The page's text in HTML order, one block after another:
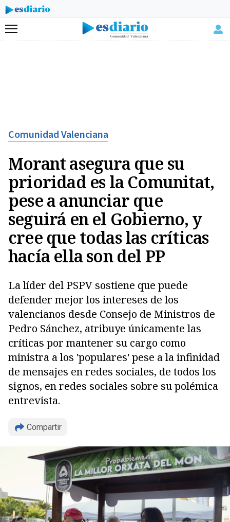
Menú
Comunidad Valenciana
Morant asegura que su
prioridad es la Comunitat,
pese a anunciar que
seguirá en el Gobierno, y
cree que todas las críticas
hacía ella son del PP
La líder del PSPV sostiene que puede
defender mejor los intereses de los
valencianos desde Consejo de Ministros de
Pedro Sánchez, atribuye únicamente las
críticas por mantener su cargo como
ministra a los 'populares' pese a la infinidad
de mensajes en redes sociales, de todos los
signos, en redes sociales sobre su polémica
entrevista.
Compartir
Copiar